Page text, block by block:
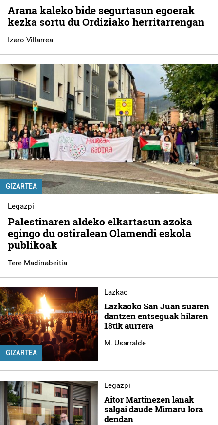
Arana kaleko bide segurtasun egoerak
kezka sortu du Ordiziako herritarrengan
Izaro Villarreal
GIZARTEA
Legazpi
Palestinaren aldeko elkartasun azoka
egingo du ostiralean Olamendi eskola
publikoak
Tere Madinabeitia
GIZARTEA
Lazkao
Lazkaoko San Juan suaren
dantzen entseguak hilaren
18tik aurrera
M. Usarralde
Legazpi
Aitor Martinezen lanak
salgai daude Mimaru lora
dendan